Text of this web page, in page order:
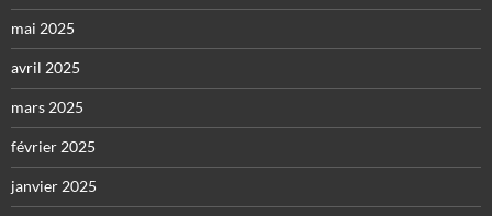
mai 2025
avril 2025
mars 2025
février 2025
janvier 2025